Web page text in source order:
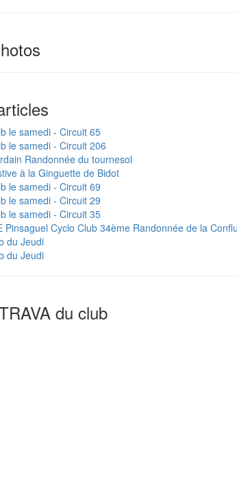
le samedi - Circuit 65
le samedi - Circuit 206
Randonnée du tournesol
à la Ginguette de Bidot
le samedi - Circuit 69
le samedi - Circuit 29
le samedi - Circuit 35
Pinsaguel Cyclo Club 34ème Randonnée de la
du Jeudi
du Jeudi
du club